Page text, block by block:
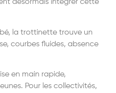
désormais intégrer cette
la trottinette trouve un
courbes fluides, absence
en main rapide,
Pour les collectivités,